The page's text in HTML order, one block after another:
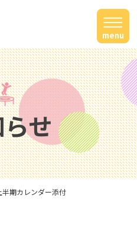
menu
せ
期カレンダー添付